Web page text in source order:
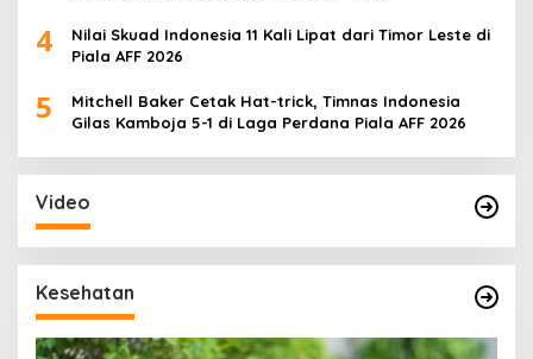
4
Nilai Skuad Indonesia 11 Kali Lipat dari Timor Leste di
Piala AFF 2026
5
Mitchell Baker Cetak Hat-trick, Timnas Indonesia
Gilas Kamboja 5-1 di Laga Perdana Piala AFF 2026
Video
Kesehatan